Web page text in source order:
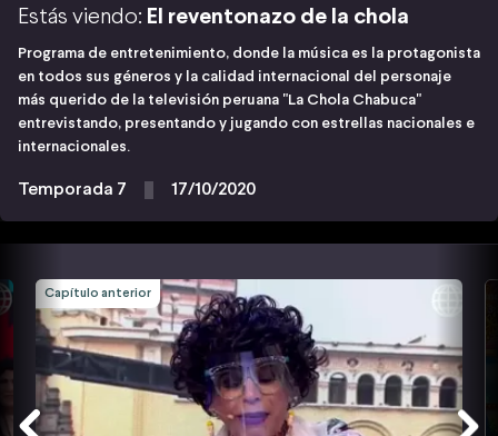
Estás viendo: El reventonazo de la chola
Programa de entretenimiento, donde la música es la protagonista
en todos sus géneros y la calidad internacional del personaje
más querido de la televisión peruana "La Chola Chabuca"
entrevistando, presentando y jugando con estrellas nacionales e
internacionales.
Temporada 7 17/10/2020
Capítulo anterior